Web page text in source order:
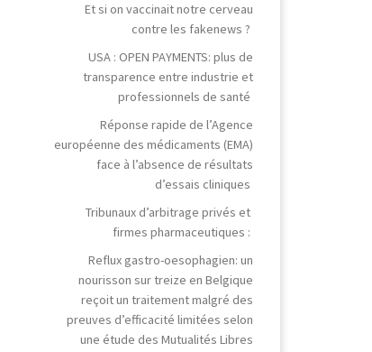
Et si on vaccinait notre cerveau
contre les fakenews ?
USA : OPEN PAYMENTS: plus de
transparence entre industrie et
professionnels de santé
Réponse rapide de l’Agence
européenne des médicaments (EMA)
face à l’absence de résultats
d’essais cliniques
Tribunaux d’arbitrage privés et
firmes pharmaceutiques :
Reflux gastro-oesophagien: un
nourisson sur treize en Belgique
reçoit un traitement malgré des
preuves d’efficacité limitées selon
une étude des Mutualités Libres